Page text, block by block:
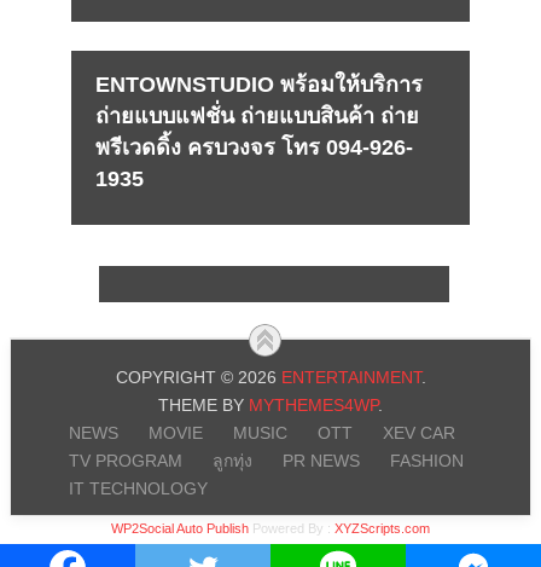
ENTOWNSTUDIO พร้อมให้บริการ
ถ่ายแบบแฟชั่น ถ่ายแบบสินค้า ถ่าย
พรีเวดดิ้ง ครบวงจร โทร 094-926-
1935
COPYRIGHT © 2026 ENTERTAINMENT.
THEME BY MYTHEMES4WP.
NEWS
MOVIE MUSIC OTT
XEV CAR
TV PROGRAM
ลูกทุ่ง PR NEWS
FASHION
IT TECHNOLOGY
WP2Social Auto Publish Powered By : XYZScripts.com